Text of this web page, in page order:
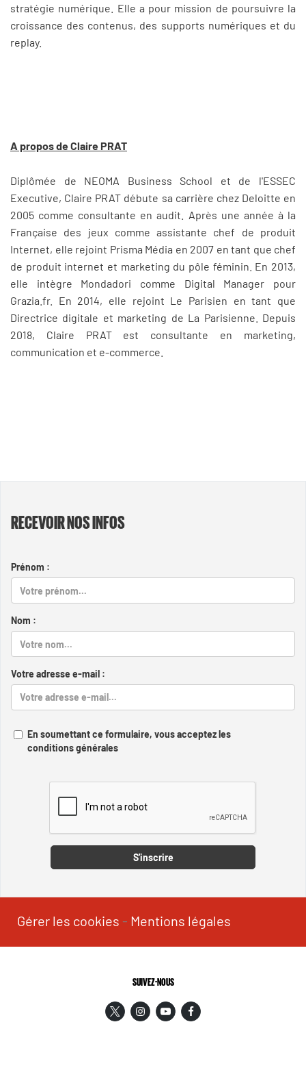
stratégie numérique. Elle a pour mission de poursuivre la
croissance des contenus, des supports numériques et du
replay.
A propos de Claire PRAT
Diplômée de NEOMA Business School et de l'ESSEC
Executive, Claire PRAT débute sa carrière chez Deloitte en
2005 comme consultante en audit. Après une année à la
Française des jeux comme assistante chef de produit
Internet, elle rejoint Prisma Média en 2007 en tant que chef
de produit internet et marketing du pôle féminin. En 2013,
elle intègre Mondadori comme Digital Manager pour
Grazia.fr. En 2014, elle rejoint Le Parisien en tant que
Directrice digitale et marketing de La Parisienne. Depuis
2018, Claire PRAT est consultante en marketing,
communication et e-commerce.
RECEVOIR NOS INFOS
Prénom :
Nom :
Votre adresse e-mail :
En soumettant ce formulaire, vous acceptez les
conditions générales
S'inscrire
Gérer les cookies - Mentions légales
SUIVEZ-NOUS